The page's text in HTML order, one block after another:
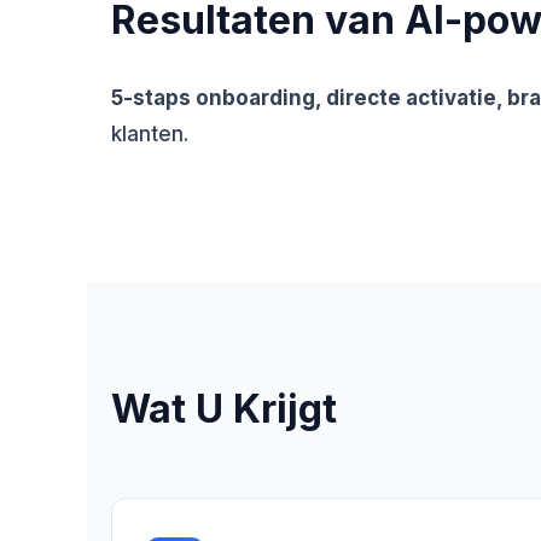
Resultaten van AI-
5-staps onboarding, directe activatie,
klanten.
Wat U Krijgt